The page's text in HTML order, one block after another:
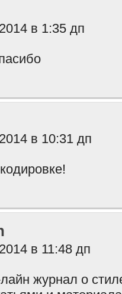
в 1:35 дп
в 10:31 дп
в 11:48 дп
журнал о